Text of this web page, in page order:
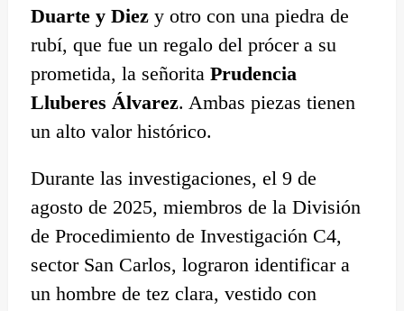
Duarte y Diez y otro con una piedra de
rubí, que fue un regalo del prócer a su
prometida, la señorita Prudencia
Lluberes Álvarez. Ambas piezas tienen
un alto valor histórico.
Durante las investigaciones, el 9 de
agosto de 2025, miembros de la División
de Procedimiento de Investigación C4,
sector San Carlos, lograron identificar a
un hombre de tez clara, vestido con